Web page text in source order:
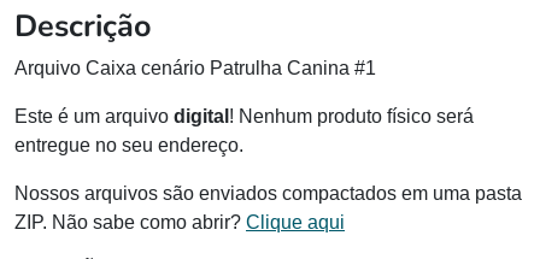
Descrição
Arquivo Caixa cenário Patrulha Canina #1
Este é um arquivo digital ! Nenhum produto físico será
entregue no seu endereço.
Nossos arquivos são enviados compactados em uma pasta
ZIP. Não sabe como abrir? Clique aqui